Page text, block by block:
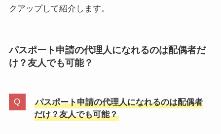
クアップして紹介します。
パスポート申請の代理人になれるのは配偶者だ
け？友人でも可能？
パスポート申請の代理人になれるのは配偶者
だけ？友人でも可能？